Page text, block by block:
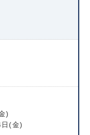
)
(金)